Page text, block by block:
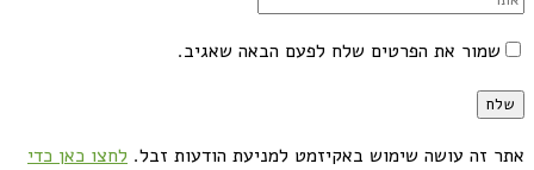
שמור את הפרטים שלח לפעם הבאה שאגיב.
אתר זה עושה שימוש באקיזמט למניעת הודעות זבל. לחצו כאן כדי